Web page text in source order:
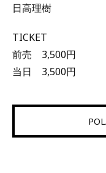
日高理樹
TICKET
前売 3,500円
当日 3,500円